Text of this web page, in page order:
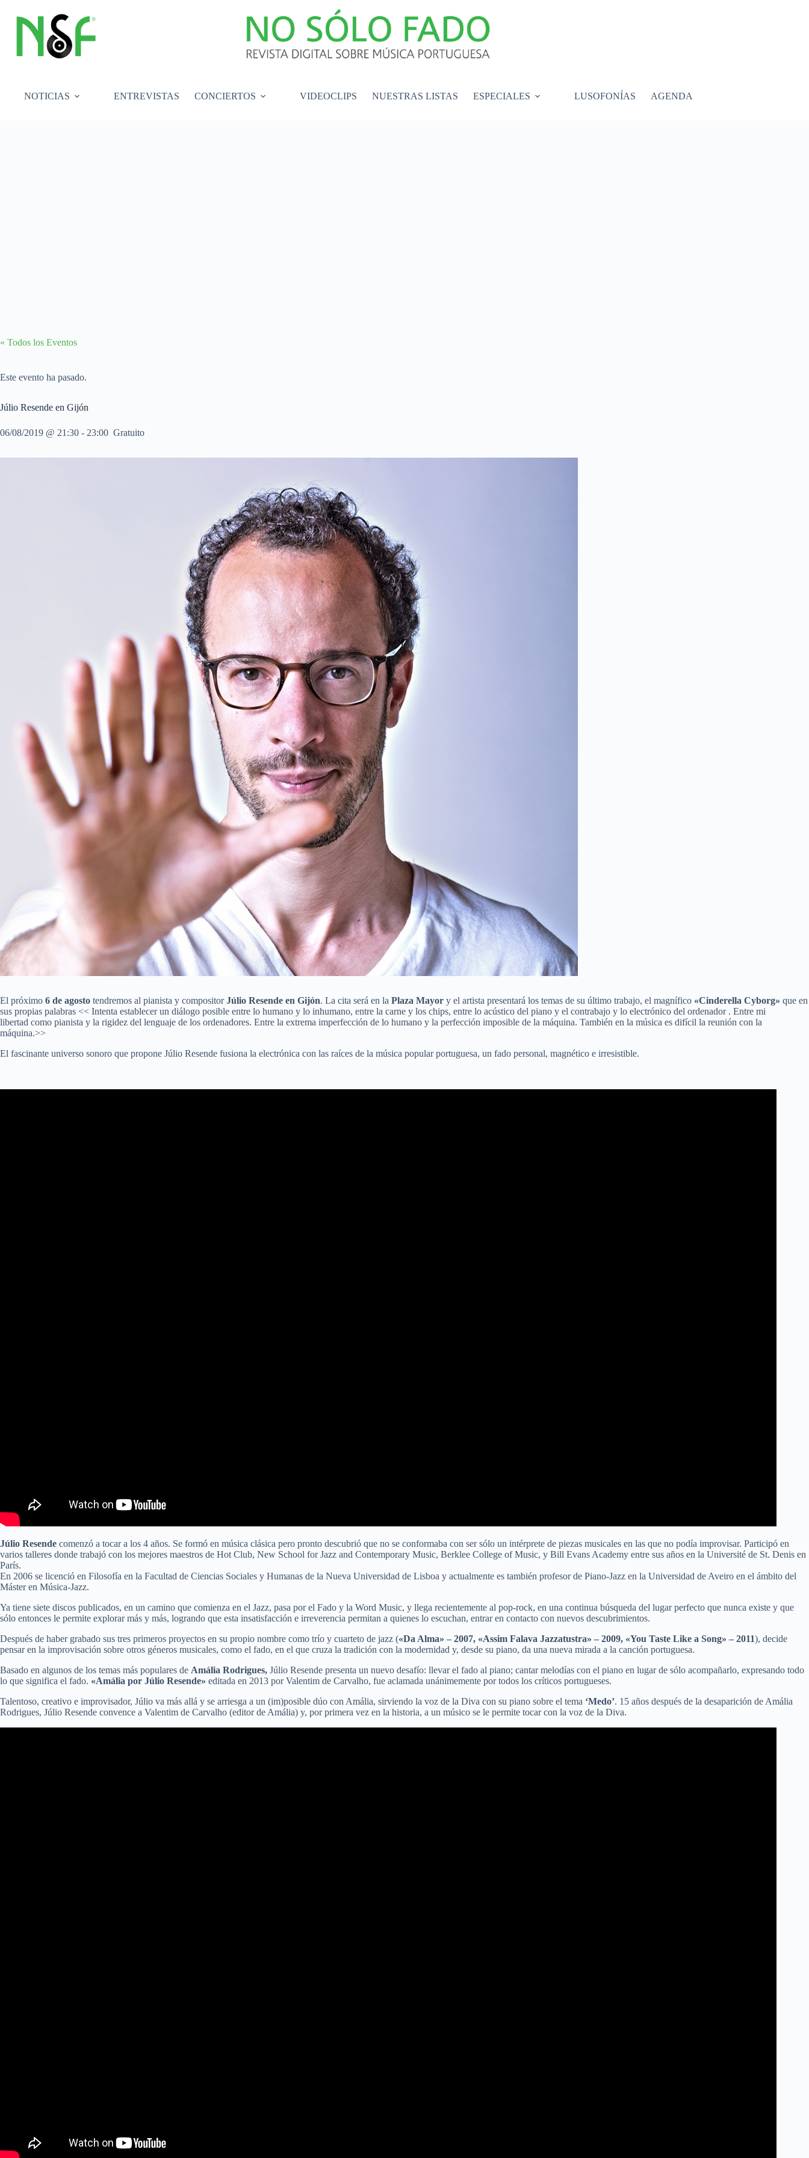
contenido
NOTICIAS ENTREVISTAS CONCIERTOS VIDEOCLIPS NUESTRAS LISTAS ESPECIALES LUSOFONÍAS AGENDA
« Todos los Eventos
Este evento ha pasado.
Júlio Resende en Gijón
06/08/2019 @ 21:30 - 23:00 Gratuito
El próximo 6 de agosto tendremos al pianista y compositorJúlio Resende en Gijón. La cita será en la Plaza Mayor y el artista presentará los temas de su último trabajo, el magnífico «Cinderella Cyborg» que en
sus propias palabras << Intenta establecer un diálogo posible entre lo humano y lo inhumano, entre la carne y los chips, entre lo acústico del piano y el contrabajo y lo electrónico del ordenador . Entre mi
libertad como pianista y la rigidez del lenguaje de los ordenadores. Entre la extrema imperfección de lo humano y la perfección imposible de la máquina. También en la música es difícil la reunión con la
máquina.>>
El fascinante universo sonoro que propone Júlio Resende fusiona la electrónica con las raíces de la música popular portuguesa, un fado personal, magnético e irresistible.
Júlio Resende comenzó a tocar a los 4 años. Se formó en música clásica pero pronto descubrió que no se conformaba con ser sólo un intérprete de piezas musicales en las que no podía improvisar. Participó en
varios talleres donde trabajó con los mejores maestros de Hot Club, New School for Jazz and Contemporary Music, Berklee College of Music, y Bill Evans Academy entre sus años en la Université de St. Denis en
París.
En 2006 se licenció en Filosofía en la Facultad de Ciencias Sociales y Humanas de la Nueva Universidad de Lisboa y actualmente es también profesor de Piano-Jazz en la Universidad de Aveiro en el ámbito del
Máster en Música-Jazz.
Ya tiene siete discos publicados, en un camino que comienza en el Jazz, pasa por el Fado y la Word Music, y llega recientemente al pop-rock, en una continua búsqueda del lugar perfecto que nunca existe y que
sólo entonces le permite explorar más y más, logrando que esta insatisfacción e irreverencia permitan a quienes lo escuchan, entrar en contacto con nuevos descubrimientos.
Después de haber grabado sus tres primeros proyectos en su propio nombre como trío y cuarteto de jazz («Da Alma» – 2007, «Assim Falava Jazzatustra» – 2009, «You Taste Like a Song» – 2011), decide
pensar en la improvisación sobre otros géneros musicales, como el fado, en el que cruza la tradición con la modernidad y, desde su piano, da una nueva mirada a la canción portuguesa.
Basado en algunos de los temas más populares de Amália Rodrigues, Júlio Resende presenta un nuevo desafío: llevar el fado al piano; cantar melodías con el piano en lugar de sólo acompañarlo, expresando todo
lo que significa el fado. «Amália por Júlio Resende» editada en 2013 por Valentim de Carvalho, fue aclamada unánimemente por todos los críticos portugueses.
Talentoso, creativo e improvisador, Júlio va más allá y se arriesga a un (im)posible dúo con Amália, sirviendo la voz de la Diva con su piano sobre el tema ‘Medo’. 15 años después de la desaparición de Amália
Rodrigues, Júlio Resende convence a Valentim de Carvalho (editor de Amália) y, por primera vez en la historia, a un músico se le permite tocar con la voz de la Diva.